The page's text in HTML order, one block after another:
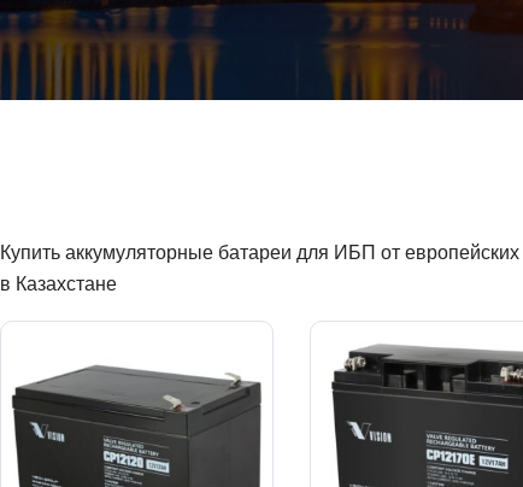
Купить аккумуляторные батареи для ИБП от европейских
в Казахстане